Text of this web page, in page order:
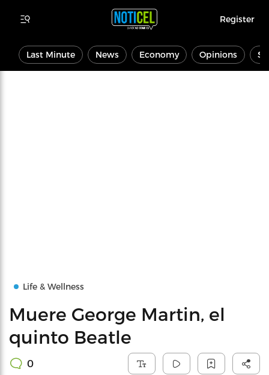
Register
Last Minute News Economy Opinions
Life & Wellness
Muere George Martin, el
quinto Beatle
0